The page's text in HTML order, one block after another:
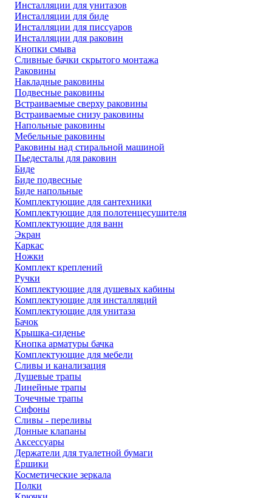
Инсталляции для унитазов
Инсталляции для биде
Инсталляции для писсуаров
Инсталляции для раковин
Кнопки смыва
Сливные бачки скрытого монтажа
Раковины
Накладные раковины
Подвесные раковины
Встраиваемые сверху раковины
Встраиваемые снизу раковины
Напольные раковины
Мебельные раковины
Раковины над стиральной машиной
Пьедесталы для раковин
Биде
Биде подвесные
Биде напольные
Комплектующие для сантехники
Комплектующие для полотенцесушителя
Комплектующие для ванн
Экран
Каркас
Ножки
Комплект креплений
Ручки
Комплектующие для душевых кабины
Комплектующие для инсталляций
Комплектующие для унитаза
Бачок
Крышка-сиденье
Кнопка арматуры бачка
Комплектующие для мебели
Сливы и канализация
Душевые трапы
Линейные трапы
Точечные трапы
Сифоны
Сливы - переливы
Донные клапаны
Аксессуары
Держатели для туалетной бумаги
Ёршики
Косметические зеркала
Полки